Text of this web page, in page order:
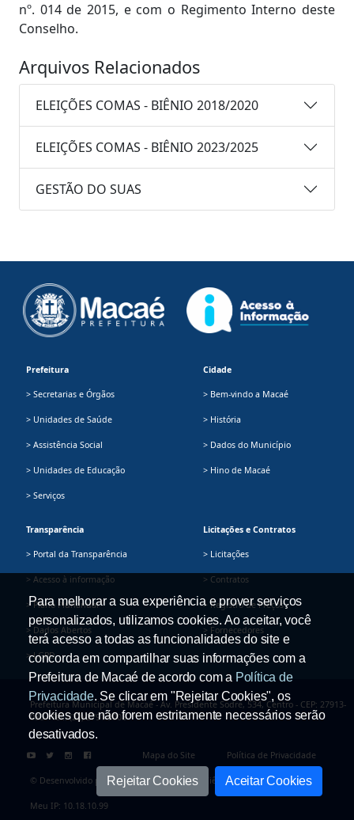
nº. 014 de 2015, e com o Regimento Interno deste
Conselho.
Arquivos Relacionados
ELEIÇÕES COMAS - BIÊNIO 2018/2020
ELEIÇÕES COMAS - BIÊNIO 2023/2025
GESTÃO DO SUAS
Prefeitura
> Secretarias e Órgãos
> Unidades de Saúde
> Assistência Social
> Unidades de Educação
> Serviços
Cidade
> Bem-vindo a Macaé
> História
> Dados do Município
> Hino de Macaé
Transparência
> Portal da Transparência
> Acesso à informação
> Plano Plurianual
> Dados Abertos
> LGPD
Licitações e Contratos
> Licitações
> Contratos
> Registro de Preços
> Fornecedores
Prefeitura Municipal de Macaé - Av. Presidente Sodré, 534, Centro - CEP: 27913-
080 - Tel.: (22) 2791-9008
Mapa do Site Política de Privacidade
© Desenvolvido pela Secretaria Adjunta de Ciência e Tecnologia
Meu IP: 10.18.10.99
Para melhorar a sua experiência e prover serviços
personalizados, utilizamos cookies. Ao aceitar, você
terá acesso a todas as funcionalidades do site e
concorda em compartilhar suas informações com a
Prefeitura de Macaé de acordo com a Política de
Privacidade. Se clicar em "Rejeitar Cookies", os
cookies que não forem estritamente necessários serão
desativados.
Aceitar Cookies
Rejeitar Cookies